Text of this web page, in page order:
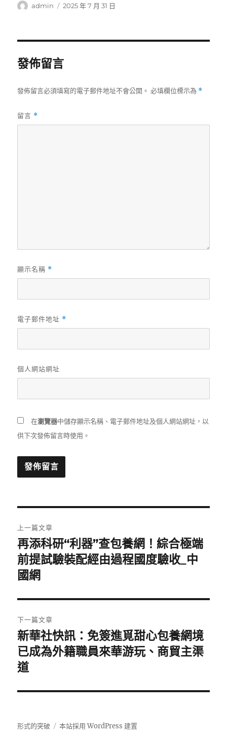
作
admin
發
2025 年 7 月 31 日
發佈留言
發佈留言必須填寫的電子郵件地址不會公開。 必填欄位標示為 *
留言 *
顯示名稱 *
電子郵件地址 *
個人網站網址
在瀏覽器中儲存顯示名稱、電子郵件地址及個人網站網址，以
供下次發佈留言時使用。
章
導
覽
上一篇文章
上
一
篇
章:
再添科研“利器”查包養網！綜合極端
前提試驗裝配經由過程國度驗收_中
國網
下一篇文章
下
一
篇
章:
新華社快訊：免簽進覓甜心包養網境
已成為外籍職員來華游玩、商貿主渠
道
形式的突破 本站採用 WordPress 建置